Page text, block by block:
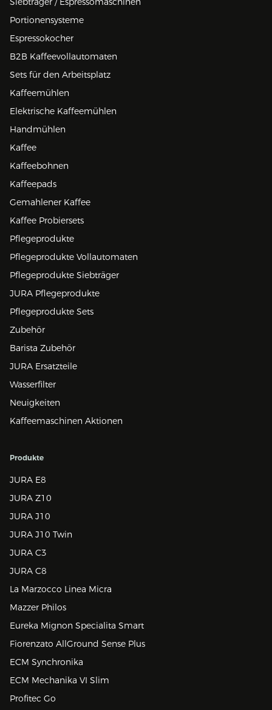
Portionensysteme
Espressokocher
B2B Kaffeevollautomaten
Sets für den Arbeitsplatz
Kaffeemühlen
Elektrische Kaffeemühlen
Handmühlen
Kaffee
Kaffeebohnen
Kaffeepads
Gemahlener Kaffee
Kaffee Probiersets
Pflegeprodukte
Pflegeprodukte Vollautomaten
Pflegeprodukte Siebträger
JURA Pflegeprodukte
Pflegeprodukte Sets
Zubehör
Barista Zubehör
JURA Ersatzteile
Wasserfilter
Neuigkeiten
Kaffeemaschinen Aktionen
Produkte
JURA E8
JURA Z10
JURA J10
JURA J10 Twin
JURA C3
JURA C8
La Marzocco Linea Micra
Mazzer Philos
Eureka Mignon Specialita Smart
Fiorenzato AllGround Sense Plus
ECM Synchronika
ECM Mechanika VI Slim
Profitec Go